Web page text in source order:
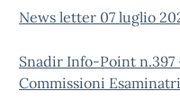
News letter 07 luglio
Snadir Info-Point
Commissioni